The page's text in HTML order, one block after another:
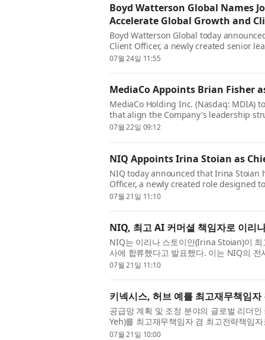
Boyd Watterson Global Names
Accelerate Global Growth and
Boyd Watterson Global today
Client Officer, a newly created senior
investment in growth and its evolution
07월 24일 11:55
MediaCo Appoints Brian Fisher
MediaCo Holding Inc. (Nasdaq: MDIA)
that align the Company's leadership
Effective immediately, Brian Fisher
07월 22일 09:12
NIQ Appoints Irina Stoian as
NIQ today announced that Irina Stoian
Officer, a newly created role designed
and help clients turn the company’s AI
07월 21일 11:10
NIQ, 최고 AI 커머셜 책임자로 이리
NIQ는 이리나 스토이안(Irina Stoian)이
사에 합류했다고 발표했다. 이는 NIQ의
을 비즈니스 영향력과 성장으로 전환하도
07월 21일 11:10
키넥시스, 허브 예를 최고재무책임
공급망 계획 및 조정 분야의 글로벌 리더
Yeh)를 최고재무책임자 겸 최고전략책임
넥시스의 글로벌 재무 조직과 기업 전략
07월 21일 10:00